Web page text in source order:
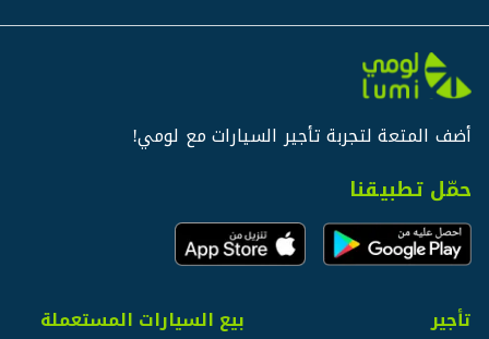
أضف المتعة لتجربة تأجير السيارات مع لومي!
حمّل تطبيقنا
تأجير
بيع السيارات المستعملة